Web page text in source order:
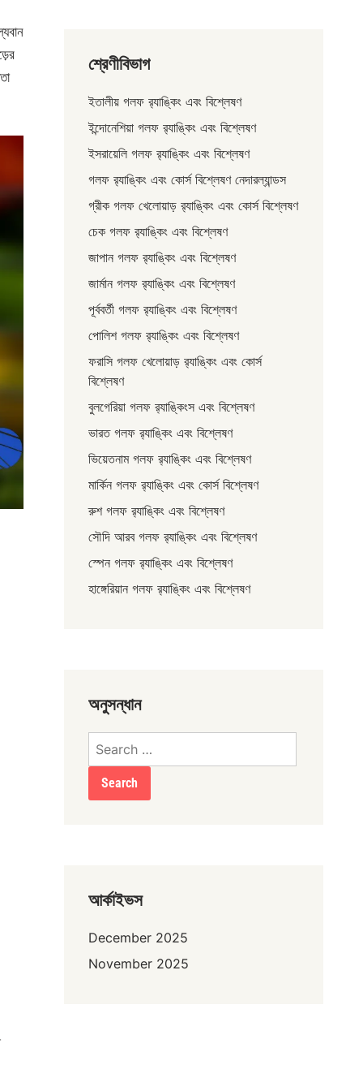
শ্রেণীবিভাগ
ইতালীয় গলফ র‌্যাঙ্কিং এবং বিশ্লেষণ
ইন্দোনেশিয়া গলফ র‍্যাঙ্কিং এবং বিশ্লেষণ
ইসরায়েলি গলফ র‍্যাঙ্কিং এবং বিশ্লেষণ
গলফ র‍্যাঙ্কিং এবং কোর্স বিশ্লেষণ নেদারল্যান্ডস
গ্রীক গলফ খেলোয়াড় র‌্যাঙ্কিং এবং কোর্স বিশ্লেষণ
চেক গলফ র‍্যাঙ্কিং এবং বিশ্লেষণ
জাপান গলফ র‌্যাঙ্কিং এবং বিশ্লেষণ
জার্মান গলফ র‌্যাঙ্কিং এবং বিশ্লেষণ
পূর্ববর্তী গলফ র‌্যাঙ্কিং এবং বিশ্লেষণ
পোলিশ গলফ র‌্যাঙ্কিং এবং বিশ্লেষণ
ফরাসি গলফ খেলোয়াড় র‌্যাঙ্কিং এবং কোর্স
বিশ্লেষণ
বুলগেরিয়া গলফ র‌্যাঙ্কিংস এবং বিশ্লেষণ
ভারত গলফ র‌্যাঙ্কিং এবং বিশ্লেষণ
ভিয়েতনাম গলফ র‌্যাঙ্কিং এবং বিশ্লেষণ
মার্কিন গলফ র‌্যাঙ্কিং এবং কোর্স বিশ্লেষণ
রুশ গলফ র‌্যাঙ্কিং এবং বিশ্লেষণ
সৌদি আরব গলফ র‌্যাঙ্কিং এবং বিশ্লেষণ
স্পেন গলফ র‌্যাঙ্কিং এবং বিশ্লেষণ
হাঙ্গেরিয়ান গলফ র‌্যাঙ্কিং এবং বিশ্লেষণ
অনুসন্ধান
Search
আর্কাইভস
December 2025
November 2025